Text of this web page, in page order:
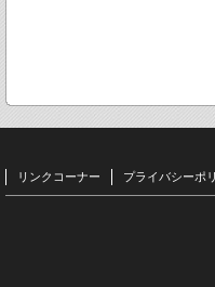
リンクコーナー プライバシーポ